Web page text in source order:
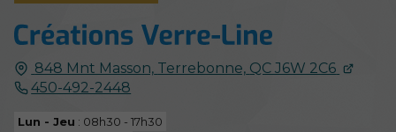
848 Mnt Masson, Terrebonne, QC J6W 2C6
450-492-2448
Lun - Jeu : 08h30 - 17h30